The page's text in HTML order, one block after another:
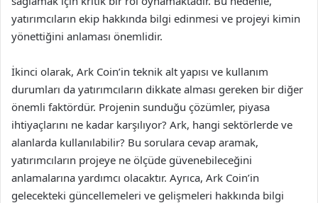
yatırımcıların ekip hakkında bilgi edinmesi ve projeyi kimin
yönettiğini anlaması önemlidir.
İkinci olarak, Ark Coin’in teknik alt yapısı ve kullanım
durumları da yatırımcıların dikkate alması gereken bir diğer
önemli faktördür. Projenin sunduğu çözümler, piyasa
ihtiyaçlarını ne kadar karşılıyor? Ark, hangi sektörlerde ve
alanlarda kullanılabilir? Bu sorulara cevap aramak,
yatırımcıların projeye ne ölçüde güvenebileceğini
anlamalarına yardımcı olacaktır. Ayrıca, Ark Coin’in
gelecekteki güncellemeleri ve gelişmeleri hakkında bilgi